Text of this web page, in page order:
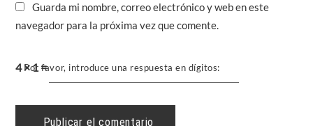
Guarda mi nombre, correo electrónico y web en este
navegador para la próxima vez que comente.
Por favor, introduce una respuesta en dígitos:
4 × 1 =